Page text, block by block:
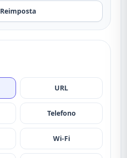
Reimposta
URL
Telefono
Wi-Fi